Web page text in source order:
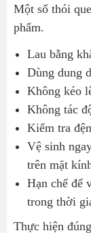
Một số thói
phẩm.
Lau bằng
Dùng dung
Không kéo
Không tác
Kiểm tra
Vệ sinh
trên mặt
Hạn chế để
trong thời
Thực hiện